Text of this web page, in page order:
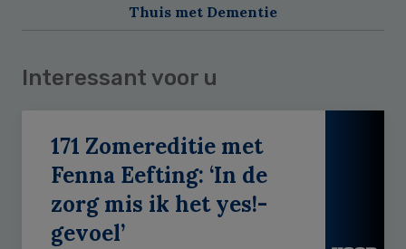
Thuis met Dementie
Interessant voor u
171 Zomereditie met
Fenna Eefting: ‘In de
zorg mis ik het yes!-
gevoel’